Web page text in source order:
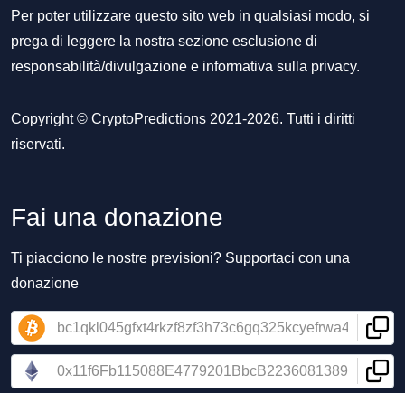
Per poter utilizzare questo sito web in qualsiasi modo, si
prega di leggere la nostra sezione esclusione di
responsabilità/divulgazione e informativa sulla privacy.
Copyright © CryptoPredictions 2021-2026. Tutti i diritti
riservati.
Fai una donazione
Ti piacciono le nostre previsioni? Supportaci con una
donazione